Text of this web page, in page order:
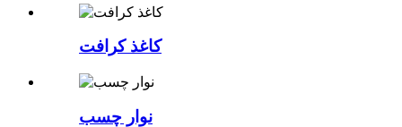
کاغذ کرافت
نوار چسب